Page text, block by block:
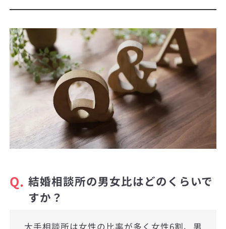
Q. 結婚相談所の男女比はどのくらいで
すか？